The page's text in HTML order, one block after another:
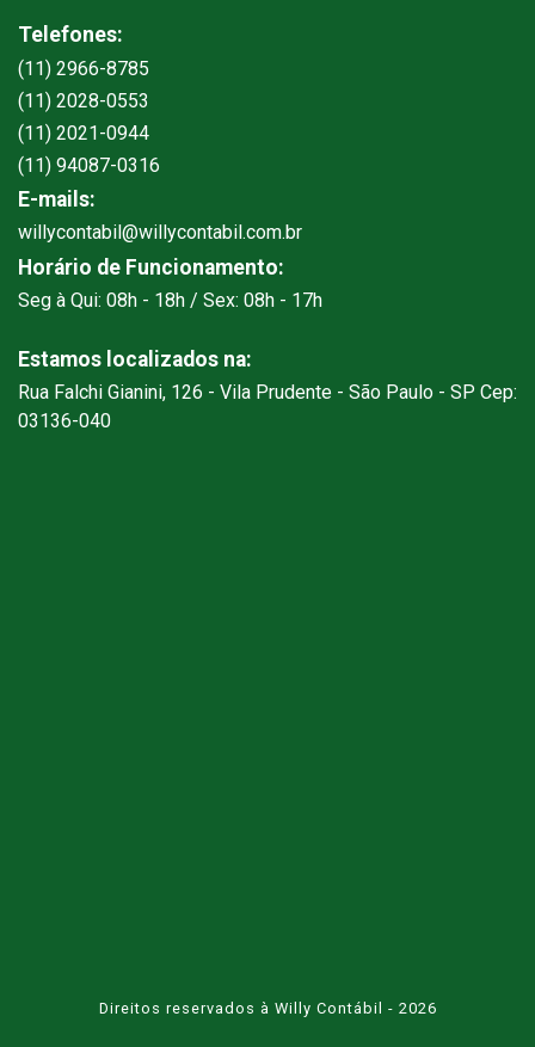
Telefones:
(11) 2966-8785
(11) 2028-0553
(11) 2021-0944
(11) 94087-0316
E-mails:
willycontabil@willycontabil.com.br
Horário de Funcionamento:
Seg à Qui: 08h - 18h / Sex: 08h - 17h
Estamos localizados na:
Rua Falchi Gianini, 126 - Vila Prudente - São Paulo - SP Cep:
03136-040
Direitos reservados à Willy Contábil - 2026